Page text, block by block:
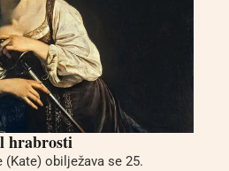
hrabrosti
(Kate) obilježava se 25.